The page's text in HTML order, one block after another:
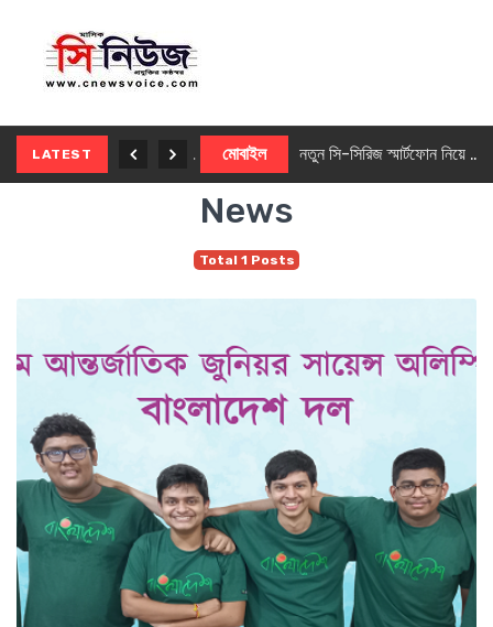
LATEST মোবাইল নতুন সি-সিরিজ স্মার্টফোন নিয়ে আসছে রিয়েলমি
News
Total 1 Posts